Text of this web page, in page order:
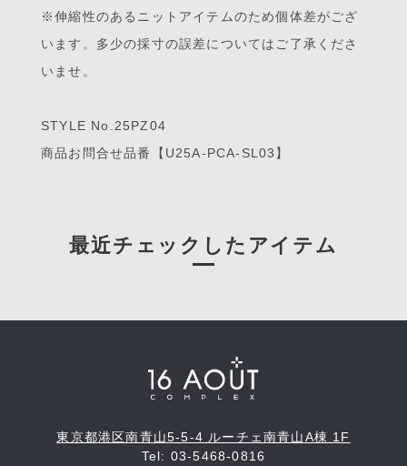
※伸縮性のあるニットアイテムのため個体差がござ
います。多少の採寸の誤差についてはご了承くださ
いませ。
STYLE No.25PZ04
商品お問合せ品番【U25A-PCA-SL03】
最近チェックしたアイテム
東京都港区南青山5-5-4 ルーチェ南青山A棟 1F
Tel: 03-5468-0816